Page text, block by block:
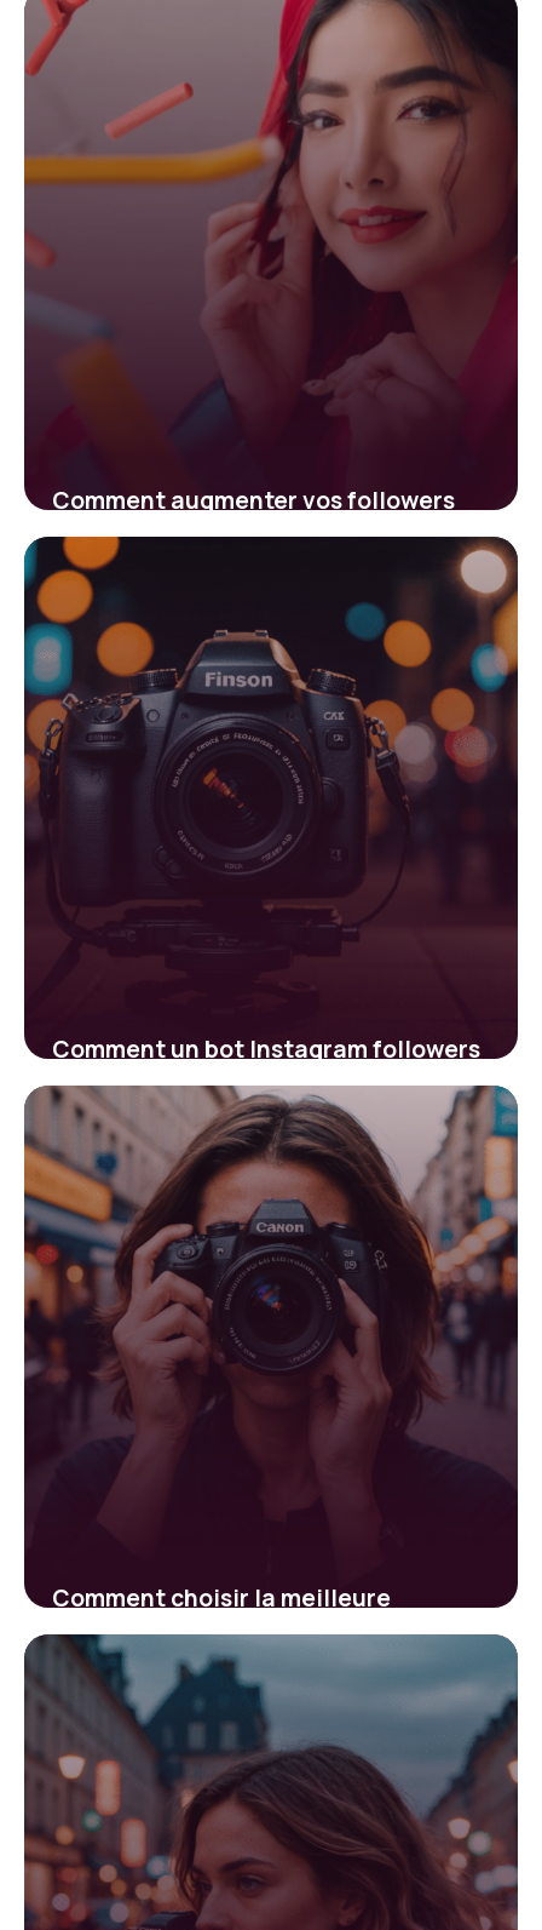
Comment augmenter vos followers
TikTok : stratégies efficaces pour la
croissance
2 février 2026
Comment un bot Instagram followers
peut booster votre croissance
rapidement
29 janvier 2026
Comment choisir la meilleure
plateforme pour augmenter vos
followers en ligne
26 janvier 2026